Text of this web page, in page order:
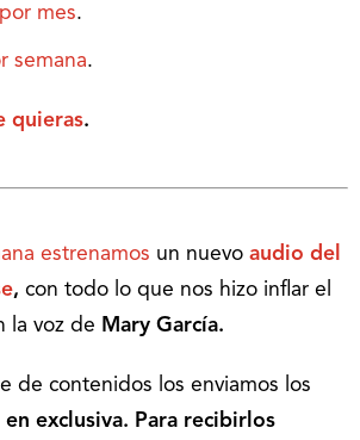
mes.
semana.
quieras.
estrenamos un nuevo audio del
, con todo lo que nos hizo inflar el
la voz de Mary García.
de contenidos los enviamos los
en exclusiva. Para recibirlos